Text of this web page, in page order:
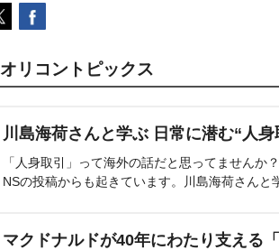
オリコントピックス
川島海荷さんと学ぶ 日常に潜む“人
「人身取引」って海外の話だと思ってませんか
NSの投稿からも起きています。川島海荷さんと
マクドナルドが40年にわたり支える